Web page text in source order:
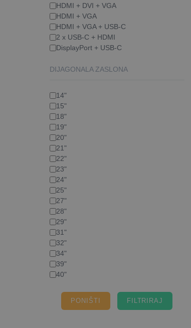
HDMI + DVI + VGA
HDMI + VGA
HDMI + VGA + USB-C
2 x USB-C + HDMI
DisplayPort + USB-C
DIJAGONALA ZASLONA
14"
15"
18"
19"
20"
21"
22"
23"
24"
25"
27"
28"
29"
31"
32"
34"
39"
40"
PONIŠTI